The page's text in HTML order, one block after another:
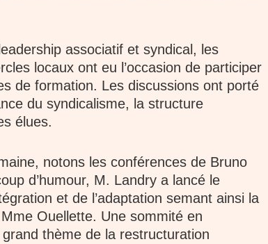
associatif et syndical, les
locaux ont eu l’occasion de participer
de formation. Les discussions ont porté
du syndicalisme, la structure
élues.
notons les conférences de Bruno
d’humour, M. Landry a lancé le
et de l’adaptation semant ainsi la
Ouellette. Une sommité en
thème de la restructuration